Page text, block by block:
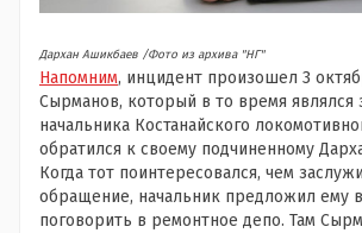
Дархан Ашикбаев /Фото из архива "НГ"
Напомним, инцидент произошел 3
Сырманов, который в то время являлся
начальника Костанайского
обратился к своему подчиненному
Когда тот поинтересовался, чем
обращение, начальник предложил ему
поговорить в ремонтное депо. Там